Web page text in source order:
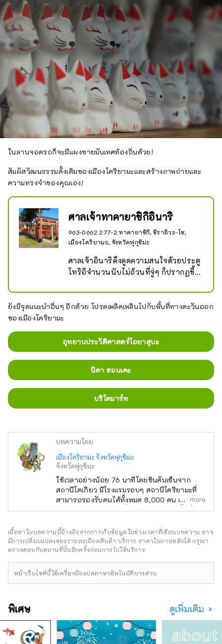
ในลานจอดรถก็จะมีแผงขายมันเทศท้องถิ่นด้วย!
สัมผัสวัฒนธรรมดั้งเดิมของเมืองโคริยามะและสร้างภาพถ่ายและ
ความทรงจำของคุณเอง!
ศาลเจ้าทาคายาชิกิอินาริ
963-0662 277-2 ทาคายาชิกิ, ชิราอิวะ-โช,
เมืองโคริยามะ, จังหวัดฟุกุชิมะ
ศาลเจ้าอินาริดึงดูดความสนใจด้วยประตู
โทริอิจำนวนนับไม่ถ้วนที่จู่ๆ ก็ปรากฏขึ้น
ประมาณ 100 ประตู และในวันที่อากาศ
แจ่มใส คุณจะได้ถ่ายรูปสวยๆ กับท้องฟ้า
ยังมีจุดแนะนำอื่นๆ อีกด้วย โปรดเพลิดเพลินไปกับพื้นที่ทางตะวันออก
ของเมืองโคริยามะ
อุทยานประวัติศาสตร์โอยาสุบะ
นิดา ฮอนเคะ
บริโตมาร์ท
บทความโดย
เมืองโคริยามะ จังหวัดฟุกุชิมะ
จังหวัดฟุกุชิมะ
ใช้เวลาอย่างน้อย 76 นาทีโดยชินคันเซ็นจาก
สถานีโตเกียว มีโรงแรมรอบๆ สถานีโคริยามะที่
สามารถรองรับคนได้ทั้งหมด 8,000 คน และมี
ประสบการณ์มากมายที่ใช้ประโยชน์จากพื้นที่ใน
ค่ำคืนสไตล์ญี่ปุ่น เช่น บาร์และของว่าง คุณยัง
สัมผัสได้ถึงความยิ่งใหญ่ของธรรมชาติด้วยการ
เคลื่อนตัวไปทางเหนือ ใต้ ตะวันออก และตะวันตก
น้ำจากทะเลสาบอินาวาชิโระซึ่งเป็นอุทยานแห่ง
เพลิดเพลินกับวัฒนธรรมอาหารและกิจกรรมต่างๆ
เช่น เป็นสาเกและการหมัก คุณสามารถสัมผัสได้
เรารอคอยการมาเยือนของคุณในฐานะจุดเริ่มต้น
ของการเดินทางสู่โทโฮคุ
more
เนื้อหาในบทความนี้อ้างอิงจากการเก็บข้อมูลในช่วงเวลาที่เขียนบทความ อาจ
มีการเปลี่ยนแปลงของรายละเอียดสินค้า บริการ ราคาในภายหลังได้ กรุณา
ตรวจสอบกับสถานที่นั้นอีกครั้งก่อนการไปใช้บริการ
หน้าเว็บไซต์นี้ใช้เครื่องมือแปลภาษาอัตโนมัติบางส่วน
พิเศษ ดูเพิ่มเติม